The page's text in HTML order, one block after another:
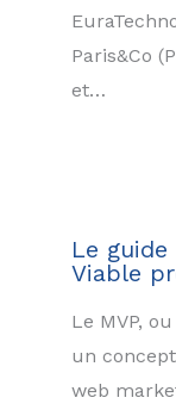
Paris&Co
et…
Le
Viable
Le MVP,
un
web